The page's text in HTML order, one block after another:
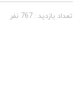
تعداد بازدید : 767 نفر